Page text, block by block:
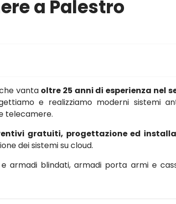
a Palestro
vantaoltre 25 anni di esperienza nel
e realizziamo moderni sistemi
telecamere.
gratuiti, progettazione ed
dei sistemi su cloud.
armadi blindati, armadi porta armi e